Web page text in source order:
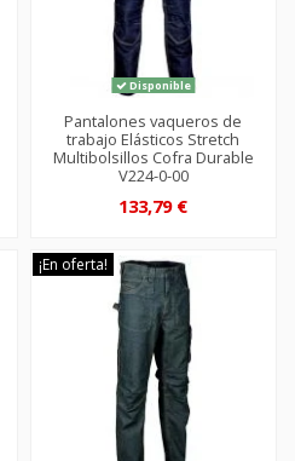
Disponible
Pantalones vaqueros de
trabajo Elásticos Stretch
Multibolsillos Cofra Durable
V224-0-00
133,79 €
¡En oferta!